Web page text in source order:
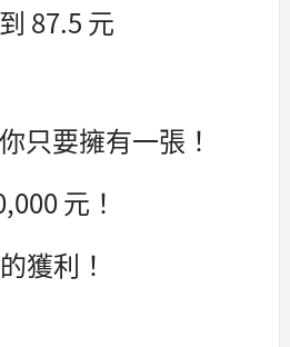
87.5 元
只要擁有一張！
元！
獲利！